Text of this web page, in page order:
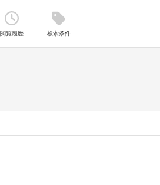
閲覧履歴 検索条件